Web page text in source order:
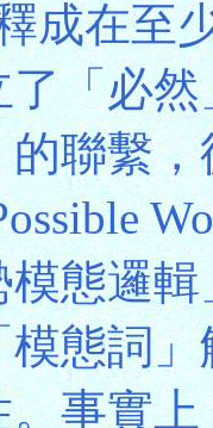
成在至
「必
聯繫
態邏
態詞
事實